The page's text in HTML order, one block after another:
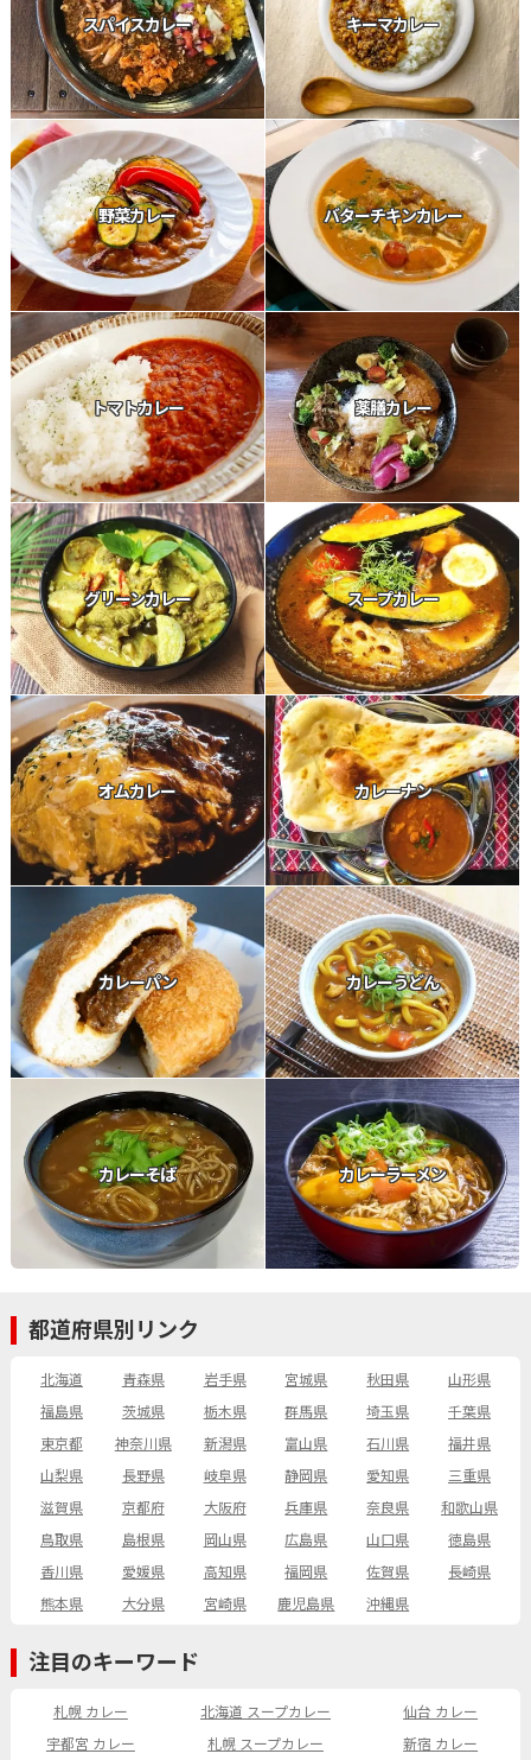
スパイスカレー キーマカレー
野菜カレー バターチキンカレー
トマトカレー 薬膳カレー
グリーンカレー スープカレー
オムカレー カレーナン
カレーパン カレーうどん
カレーそば カレーラーメン
都道府県別リンク
北海道 青森県 岩手県 宮城県 秋田県
山形県
福島県
茨城県 栃木県 群馬県 埼玉県
千葉県
東京都
神奈川県 新潟県 富山県 石川県
福井県
山梨県
長野県 岐阜県 静岡県 愛知県
三重県
滋賀県
京都府 大阪府 兵庫県 奈良県
和歌山県
鳥取県
島根県 岡山県 広島県 山口県
徳島県
香川県
愛媛県 高知県 福岡県 佐賀県
長崎県
熊本県
大分県 宮崎県 鹿児島県 沖縄県
注目のキーワード
札幌 カレー 北海道 スープカレー
仙台 カレー
宇都宮 カレー
札幌 スープカレー
新宿 カレー